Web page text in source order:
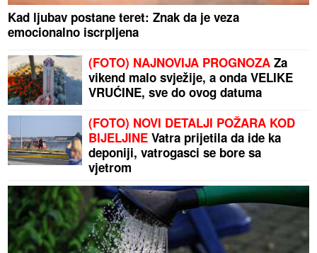
Kad ljubav postane teret: Znak da je veza
emocionalno iscrpljena
(FOTO) NAJNOVIJA PROGNOZA Za
vikend malo svježije, a onda VELIKE
VRUĆINE, sve do ovog datuma
(FOTO) NOVI DETALJI POŽARA KOD
BIJELJINE Vatra prijetila da ide ka
deponiji, vatrogasci se bore sa
vjetrom